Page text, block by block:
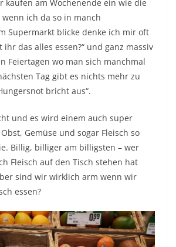
kaufen am Wochenende ein wie die
ich da so in manch
Supermarkt blicke denke ich mir oft
das alles essen?“ und ganz massiv
Feiertagen wo man sich manchmal
Tag gibt es nichts mehr zu
bricht aus“.
und es wird einem auch super
Gemüse und sogar Fleisch so
Billig, billiger am billigsten – wer
Fleisch auf den Tisch stehen hat
sind wir wirklich arm wenn wir
essen?